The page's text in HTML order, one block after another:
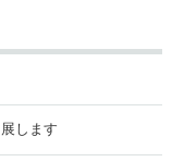
します